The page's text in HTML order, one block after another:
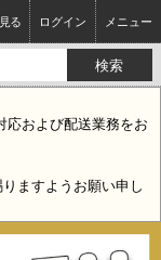
ログイン メニュー
る
応および配送業務をお
ますようお願い申し